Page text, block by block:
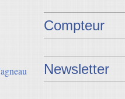
Compteur
Newsletter